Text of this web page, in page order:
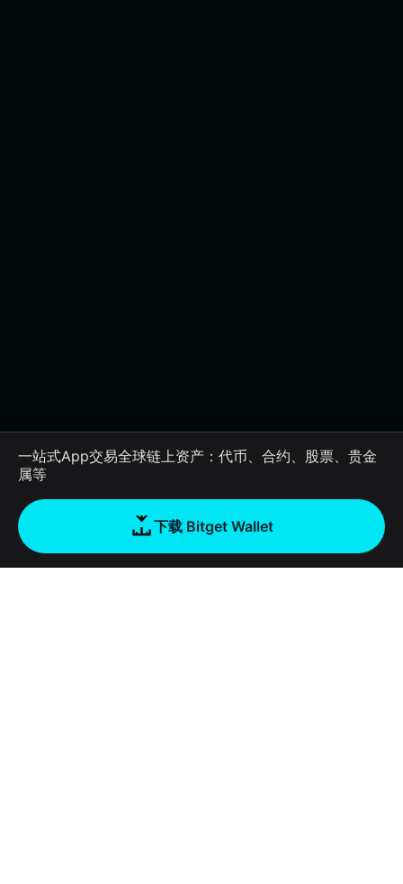
一站式App交易全球链上资产：代币、合约、股票、贵金
属等
下载 Bitget Wallet